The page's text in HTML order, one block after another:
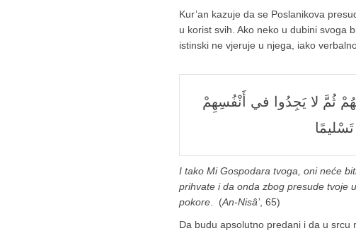
Kur’an kazuje da se Poslanikova
u korist svih. Ako neko u dubini svoga
istinski ne vjeruje u njega, iako
I tako Mi Gospodara tvoga, oni neće
prihvate i da onda zbog presude tvoje
pokore. (An-Nisâ’, 65)
Da budu apsolutno predani i da u